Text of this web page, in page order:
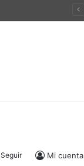
Mi cuenta
Seguir